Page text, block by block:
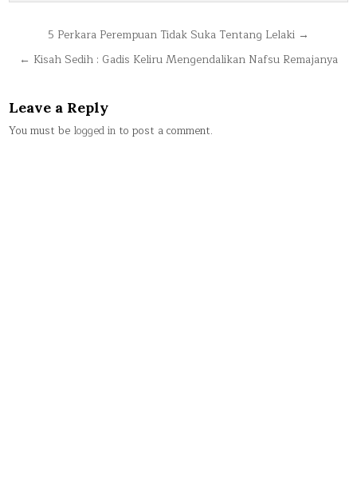
Post
navigation
5 Perkara Perempuan Tidak Suka Tentang Lelaki →
← Kisah Sedih : Gadis Keliru Mengendalikan Nafsu Remajanya
Leave a Reply
You must be logged in to post a comment.